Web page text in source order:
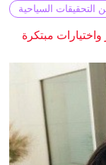
التحقيقات السياحية
مبتكرة